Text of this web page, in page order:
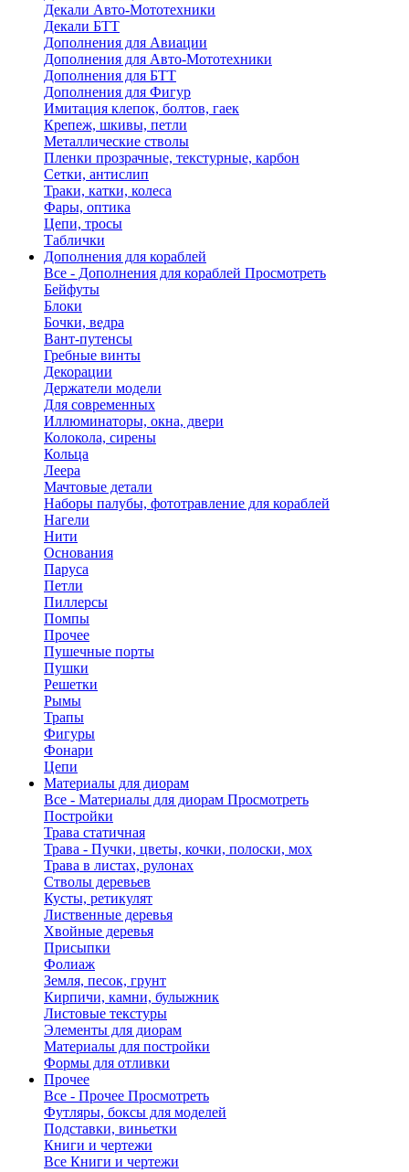
Декали Авто-Мототехники
Декали БТТ
Дополнения для Авиации
Дополнения для Авто-Мототехники
Дополнения для БТТ
Дополнения для Фигур
Имитация клепок, болтов, гаек
Крепеж, шкивы, петли
Металлические стволы
Пленки прозрачные, текстурные, карбон
Сетки, антислип
Траки, катки, колеса
Фары, оптика
Цепи, тросы
Таблички
Дополнения для кораблей
Все - Дополнения для кораблей Просмотреть
Бейфуты
Блоки
Бочки, ведра
Вант-путенсы
Гребные винты
Декорации
Держатели модели
Для современных
Иллюминаторы, окна, двери
Колокола, сирены
Кольца
Леера
Мачтовые детали
Наборы палубы, фототравление для кораблей
Нагели
Нити
Основания
Паруса
Петли
Пиллерсы
Помпы
Прочее
Пушечные порты
Пушки
Решетки
Рымы
Трапы
Фигуры
Фонари
Цепи
Материалы для диорам
Все - Материалы для диорам Просмотреть
Постройки
Трава статичная
Трава - Пучки, цветы, кочки, полоски, мох
Трава в листах, рулонах
Стволы деревьев
Кусты, ретикулят
Лиственные деревья
Хвойные деревья
Присыпки
Фолиаж
Земля, песок, грунт
Кирпичи, камни, булыжник
Листовые текстуры
Элементы для диорам
Материалы для постройки
Формы для отливки
Прочее
Все - Прочее Просмотреть
Футляры, боксы для моделей
Подставки, виньетки
Книги и чертежи
Все Книги и чертежи